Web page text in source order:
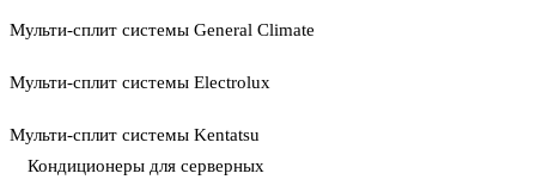
Мульти-сплит системы General Climate
Мульти-сплит системы Electrolux
Мульти-сплит системы Kentatsu
Кондиционеры для серверных